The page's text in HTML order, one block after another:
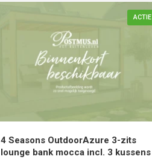
ACTIE
4 Seasons OutdoorAzure 3-zits
lounge bank mocca incl. 3 kussens